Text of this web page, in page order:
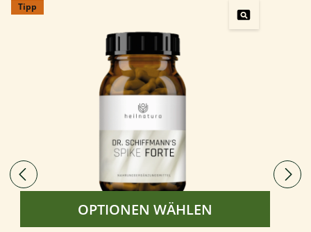
Tipp
OPTIONEN WÄHLEN